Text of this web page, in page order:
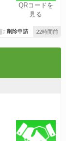
QRコードを
見る
22時間前
削除申請